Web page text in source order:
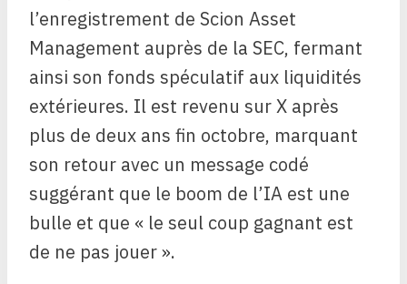
l’enregistrement de Scion Asset
Management auprès de la SEC, fermant
ainsi son fonds spéculatif aux liquidités
extérieures. Il est revenu sur X après
plus de deux ans fin octobre, marquant
son retour avec un message codé
suggérant que le boom de l’IA est une
bulle et que « le seul coup gagnant est
de ne pas jouer ».